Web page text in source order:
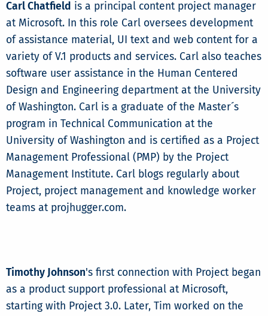
Carl Chatfield is a principal content project manager
at Microsoft. In this role Carl oversees development
of assistance material, UI text and web content for a
variety of V.1 products and services. Carl also teaches
software user assistance in the Human Centered
Design and Engineering department at the University
of Washington. Carl is a graduate of the Master´s
program in Technical Communication at the
University of Washington and is certified as a Project
Management Professional (PMP) by the Project
Management Institute. Carl blogs regularly about
Project, project management and knowledge worker
teams at projhugger.com.
Timothy Johnson's first connection with Project began
as a product support professional at Microsoft,
starting with Project 3.0. Later, Tim worked on the